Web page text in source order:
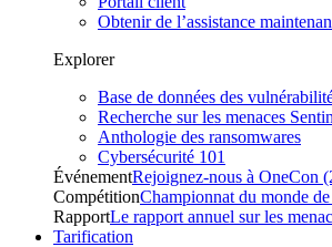
Obtenir de l’assistance
Explorer
Base de données des
Recherche sur les menaces
Anthologie des ransomwares
Cybersécurité 101
ÉvénementRejoignez-nous à OneCon
CompétitionChampionnat du monde
RapportLe rapport annuel sur les
Tarification